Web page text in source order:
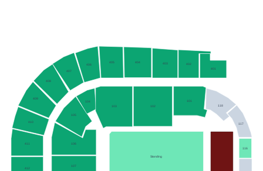
412
411
410
409
408
407
406
405 404 403 402
401
118
117
116
107
106
105
104
103 102
101
Standing